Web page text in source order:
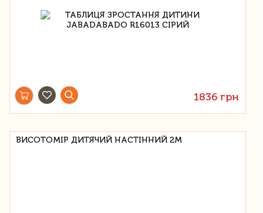
1836 грн
ВИСОТОМІР ДИТЯЧИЙ НАСТІННИЙ 2М